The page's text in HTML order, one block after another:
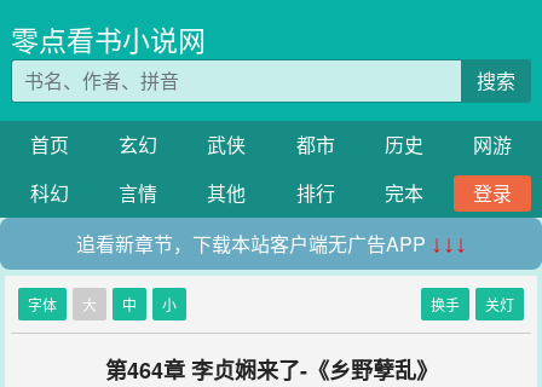
零点看书小说网
搜索
首页 玄幻 武侠 都市 历史
网游
科幻
言情 其他 排行 完本
登录
追看新章节，下载本站客户端无广告APP ↓↓↓
字体 大 中 小 换手 关灯
第464章 李贞娴来了-《乡野孽乱》